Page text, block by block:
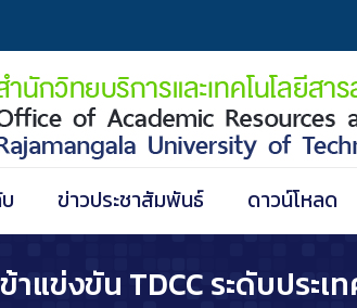
ข่าวประชาสัมพันธ์ ดาวน์โหลด
ข่งขัน TDCC ระดับประเ